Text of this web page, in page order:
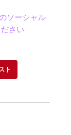
ソーシャル
さい:
ト